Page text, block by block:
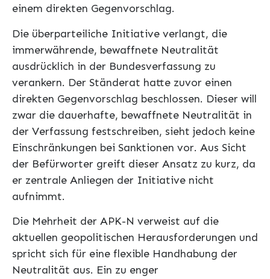
einem direkten Gegenvorschlag.
Die überparteiliche Initiative verlangt, die
immerwährende, bewaffnete Neutralität
ausdrücklich in der Bundesverfassung zu
verankern. Der Ständerat hatte zuvor einen
direk­ten Gegenvorschlag beschlossen. Dieser will
zwar die dauerhafte, bewaffnete Neutralität in
der Verfassung festschreiben, sieht jedoch keine
Einschränkungen bei Sanktionen vor. Aus Sicht
der Befürworter greift dieser Ansatz zu kurz, da
er zentrale Anliegen der Initiative nicht
aufnimmt.
Die Mehrheit der APK-N verweist auf die
aktuellen geopolitischen Herausforderungen und
spricht sich für eine flexible Handhabung der
Neutralität aus. Ein zu enger